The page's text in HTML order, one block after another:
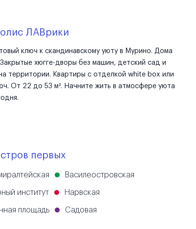
ЛАВрики
ключ к скандинавскому уюту в Мурино. Дома
хюгге-дворы без машин, детский сад и
территории. Квартиры с отделкой white box или
От 22 до 53 м². Начните жить в атмосфере уюта
первых
Василеостровская
институт Нарвская
площадь Садовая